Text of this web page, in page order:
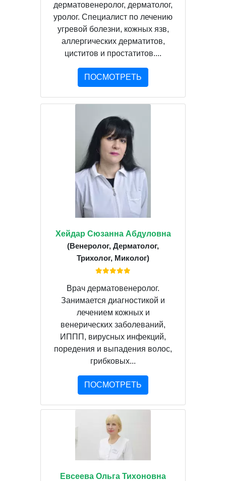
дерматовенеролог, дерматолог,
уролог. Специалист по лечению
угревой болезни, кожных язв,
аллергических дерматитов,
циститов и простатитов....
ПОСМОТРЕТЬ
Хейдар Сюзанна Абдуловна
(Венеролог, Дерматолог,
Трихолог, Миколог)
Врач дерматовенеролог.
Занимается диагностикой и
лечением кожных и
венерических заболеваний,
ИППП, вирусных инфекций,
поредения и выпадения волос,
грибковых...
ПОСМОТРЕТЬ
Евсеева Ольга Тихоновна